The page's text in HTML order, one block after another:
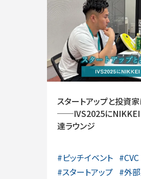
スタートアップと投資
──IVS2025にNIKKEI
達ラウンジ
#ピッチイベント #CVC
#スタートアップ #外